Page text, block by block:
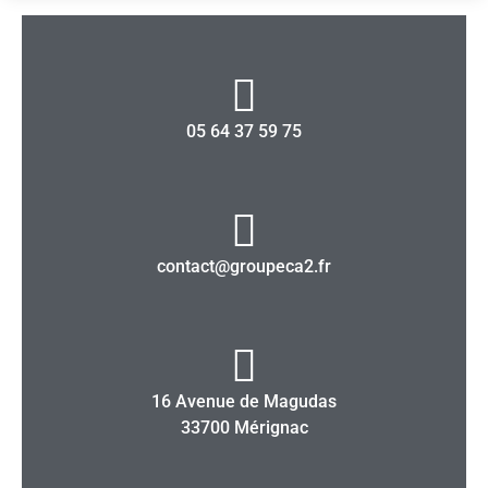
05 64 37 59 75
contact@groupeca2.fr
16 Avenue de Magudas
33700 Mérignac